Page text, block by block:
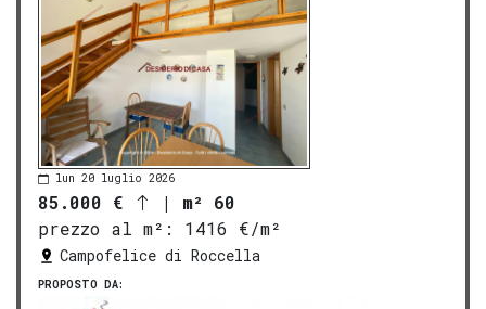
lun 20 luglio 2026
85.000 € | m² 60
prezzo al m²:
1416 €/m²
Campofelice di Roccella
PROPOSTO DA: